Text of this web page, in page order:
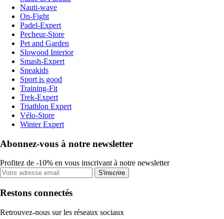
Nauti-wave
On-Fight
Padel-Expert
Pecheur-Store
Pet and Garden
Slowood Interior
Smash-Expert
Sneakids
Sport is good
Training-Fit
Trek-Expert
Triathlon Expert
Vélo-Store
Winter Expert
Abonnez-vous à notre newsletter
Profitez de -10% en vous inscrivant à notre newsletter
S'inscrire
Restons connectés
Retrouvez-nous sur les réseaux sociaux